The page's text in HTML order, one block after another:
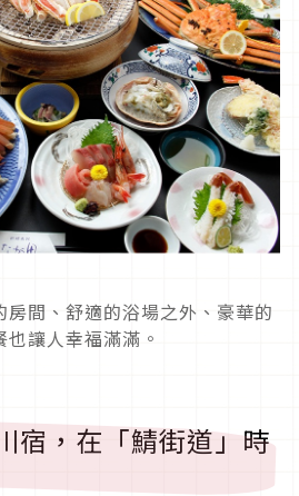
間、舒適的浴場之外、豪華的
讓人幸福滿滿。
宿，在「鯖街道」時